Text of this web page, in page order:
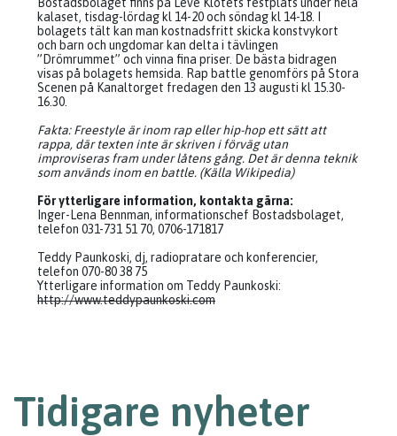
kalaset, tisdag-lördag kl 14-20 och söndag kl 14-18. I
bolagets tält kan man kostnadsfritt skicka konstvykort
och barn och ungdomar kan delta i tävlingen
”Drömrummet” och vinna fina priser. De bästa bidragen
visas på bolagets hemsida. Rap battle genomförs på Stora
Scenen på Kanaltorget fredagen den 13 augusti kl 15.30-
16.30.
Fakta: Freestyle är inom rap eller hip-hop ett sätt att
rappa, där texten inte är skriven i förväg utan
improviseras fram under låtens gång. Det är denna teknik
som används inom en battle. (Källa Wikipedia)
För ytterligare information, kontakta gärna:
Inger-Lena Bennman, informationschef Bostadsbolaget,
telefon 031-731 51 70, 0706-171817
Teddy Paunkoski, dj, radiopratare och konferencier,
telefon 070-80 38 75
Ytterligare information om Teddy Paunkoski:
http://www.teddypaunkoski.com
Tidigare nyheter